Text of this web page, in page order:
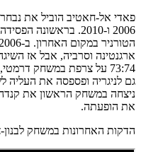
2006 ו-2010.
ארגנטינה וסרביה, אבל אז
ניצחה במשחק הראשון את
את הופעתה.
הדקות האחרונות במשחק לבנון-